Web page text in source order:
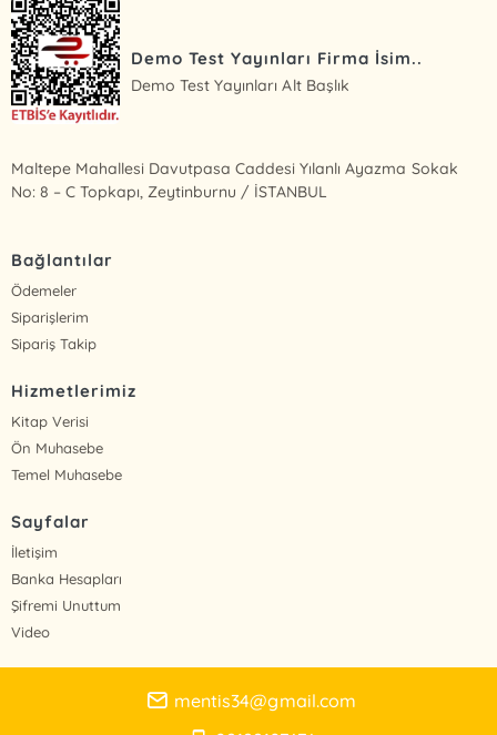
Demo Test Yayınları Firma İsim..
Demo Test Yayınları Alt Başlık
Maltepe Mahallesi Davutpasa Caddesi Yılanlı Ayazma Sokak
No: 8 – C Topkapı, Zeytinburnu / İSTANBUL
Bağlantılar
Ödemeler
Siparişlerim
Sipariş Takip
Hizmetlerimiz
Kitap Verisi
Ön Muhasebe
Temel Muhasebe
Sayfalar
İletişim
Banka Hesapları
Şifremi Unuttum
Video
mentis34@gmail.com